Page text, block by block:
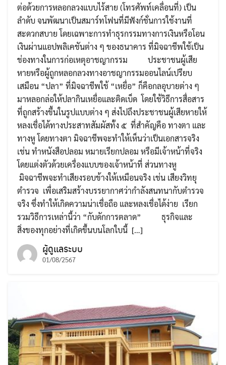
ต่อด้วยการหลอกลวงแบบไร้สาย (โทรศัพท์เคลื่อนที่) เป็น
ลำดับ จนพัฒนาเป็นสมาร์ทโฟนที่มีฟังก์ชั่นการใช้งานที่
สะดวกสบาย โดยเฉพาะการทำธุรกรรมทางการเงินหรือโอน
เงินผ่านแอปพลิเคชันต่าง ๆ ของธนาคาร ที่มิจฉาชีพใช้เป็น
ช่องทางในการก่อเหตุอาชญากรรม ประชาชนผู้เสีย
หายหรือผู้ถูกหลอกลวงทางอาชญากรรมออนไลน์เปรียบ
เสมือน “ปลา” ที่มิจฉาชีพใช้ “เหยื่อ” ก็คือกลอุบายต่าง ๆ
มาหลอกล่อให้ปลากินเหยื่อและติดเบ็ด โดยใช้วิธีการสื่อสาร
ที่ถูกสร้างขึ้นในรูปแบบต่าง ๆ ส่งไปถึงประชาชนผู้เสียหายให้
หลงเชื่อได้ทางประสาทสัมผัสทั้ง ๕ ที่สำคัญคือ ทางตา และ
ทางหู โดยทางตา มิจฉาชีพจะทำให้เห็นว่าเป็นเอกสารจริง
เช่น ทำหนังสือปลอม หมายเรียกปลอม หรือมีเจ้าหน้าที่จริง
โดยแต่งตัวด้วยเครื่องแบบของเจ้าหน้าที่ ส่วนทางหู
มิจฉาชีพจะทำเสียงรอบข้างให้เหมือนจริง เช่น เสียงวิทยุ
ตำรวจ เพื่อเสริมสร้างบรรยากาศว่ากำลังสนทนากับตำรวจ
จริง ซึ่งทำให้เกิดความน่าเชื่อถือ และหลงเชื่อได้ง่าย เรียก
รวมวิธีการเหล่านี้ว่า “กับดักการตลาด” ธุรกิจและ
สิ่งของทุกอย่างที่เกิดขึ้นบนโลกใบนี้ […]
ผู้ดูแลระบบ
01/08/2567